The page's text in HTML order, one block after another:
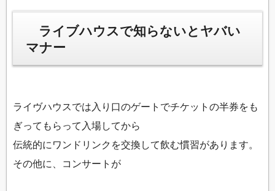
ライブハウスで知らないとヤバい
マナー
ライヴハウスでは入り口のゲートでチケットの半券をも
ぎってもらって入場してから
伝統的にワンドリンクを交換して飲む慣習があります。
その他に、コンサートが